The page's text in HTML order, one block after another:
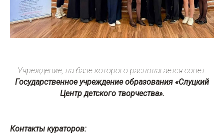
Учреждение, на базе которого располагается совет:
Государственное учреждение образования «Слуцкий
Центр детского творчества».
Контакты кураторов: